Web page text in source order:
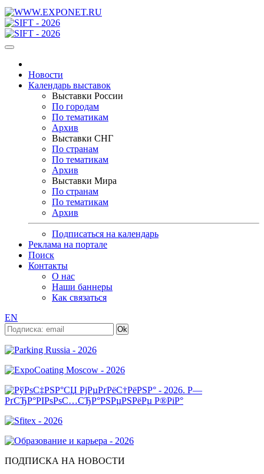
Новости
Календарь выставок
Выставки России
По городам
По тематикам
Архив
Выставки СНГ
По странам
По тематикам
Архив
Выставки Мира
По странам
По тематикам
Архив
Подписаться на календарь
Реклама на портале
Поиск
Контакты
О нас
Наши баннеры
Как связаться
EN
ПОДПИСКА НА НОВОСТИ